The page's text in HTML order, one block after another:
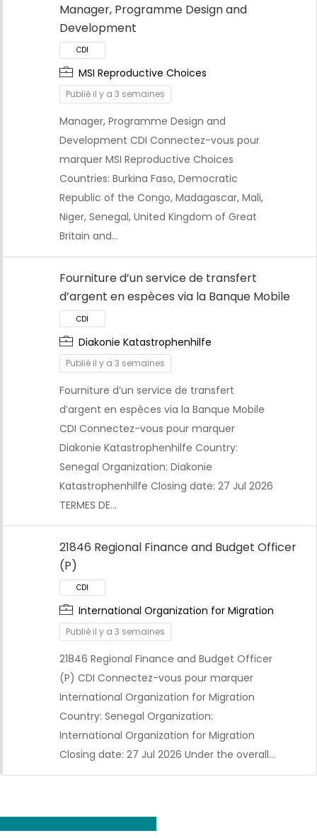
CDI
CDI
CDI
Manager, Programme Design and
Development
MSI Reproductive Choices
Publié il y a 3 semaines
Manager, Programme Design and
Development CDI Connectez-vous pour
marquer MSI Reproductive Choices
Countries: Burkina Faso, Democratic
Republic of the Congo, Madagascar, Mali,
Niger, Senegal, United Kingdom of Great
Britain and…
Fourniture d’un service de transfert
d’argent en espèces via la Banque Mobile
Diakonie Katastrophenhilfe
Publié il y a 3 semaines
Fourniture d’un service de transfert
d’argent en espèces via la Banque Mobile
CDI Connectez-vous pour marquer
Diakonie Katastrophenhilfe Country:
Senegal Organization: Diakonie
Katastrophenhilfe Closing date: 27 Jul 2026
TERMES DE…
21846 Regional Finance and Budget Officer
(P)
International Organization for Migration
Publié il y a 3 semaines
21846 Regional Finance and Budget Officer
(P) CDI Connectez-vous pour marquer
International Organization for Migration
Country: Senegal Organization:
International Organization for Migration
Closing date: 27 Jul 2026 Under the overall…